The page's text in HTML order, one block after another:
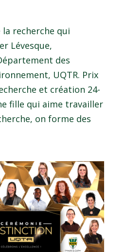
la recherche qui
Lévesque,
des
UQTR. Prix
et création 24-
fille qui aime travailler
on forme des